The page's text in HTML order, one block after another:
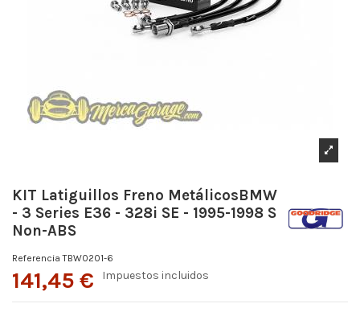
KIT Latiguillos Freno MetálicosBMW
- 3 Series E36 - 328i SE - 1995-1998 S
Non-ABS
Referencia TBW0201-6
141,45 € Impuestos incluidos